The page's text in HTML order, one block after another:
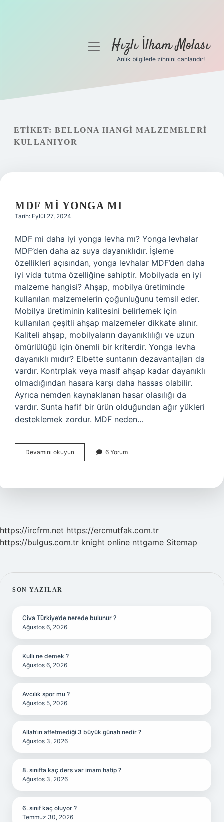
Gizlilik Politikası
Hakkımızda
menüyüHızlı İlham Molası
Anlık bilgilerle zihnini canlandır!
ETIKET: BELLONA HANGI MALZEMELERI
KULLANIYOR
MDF MI YONGA MI
Tarih: Eylül 27, 2024
MDF mi daha iyi yonga levha mı? Yonga levhalar
MDF’den daha az suya dayanıklıdır. İşleme
özellikleri açısından, yonga levhalar MDF’den daha
iyi vida tutma özelliğine sahiptir. Mobilyada en iyi
malzeme hangisi? Ahşap, mobilya üretiminde
kullanılan malzemelerin çoğunluğunu temsil eder.
Mobilya üretiminin kalitesini belirlemek için
kullanılan çeşitli ahşap malzemeler dikkate alınır.
Kaliteli ahşap, mobilyaların dayanıklılığı ve uzun
ömürlülüğü için önemli bir kriterdir. Yonga levha
dayanıklı mıdır? Elbette suntanın dezavantajları da
vardır. Kontrplak veya masif ahşap kadar dayanıklı
olmadığından hasara karşı daha hassas olabilir.
Ayrıca nemden kaynaklanan hasar olasılığı da
vardır. Sunta hafif bir ürün olduğundan ağır yükleri
desteklemek zordur. MDF neden…
Devamını okuyun
Mi
6 Yorum
https://ircfrm.net https://ercmutfak.com.tr
https://bulgus.com.tr knight online nttgame Sitemap
SIDEBAR
SON YAZILAR
Civa Türkiye’de nerede bulunur ?
Ağustos 6, 2026
Kullı ne demek ?
Ağustos 6, 2026
Avcılık spor mu ?
Ağustos 5, 2026
Allah’ın affetmediği 3 büyük günah nedir ?
Ağustos 3, 2026
8. sınıfta kaç ders var imam hatip ?
Ağustos 3, 2026
6. sınıf kaç oluyor ?
Temmuz 30, 2026